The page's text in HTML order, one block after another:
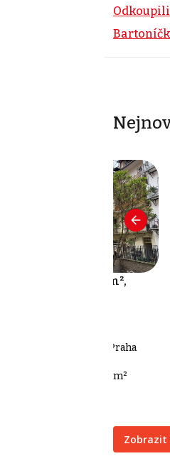
kanceláře 114 m²,
náměstí 314/10, Praha
kanceláře • Plocha 114 m²
Zobrazit